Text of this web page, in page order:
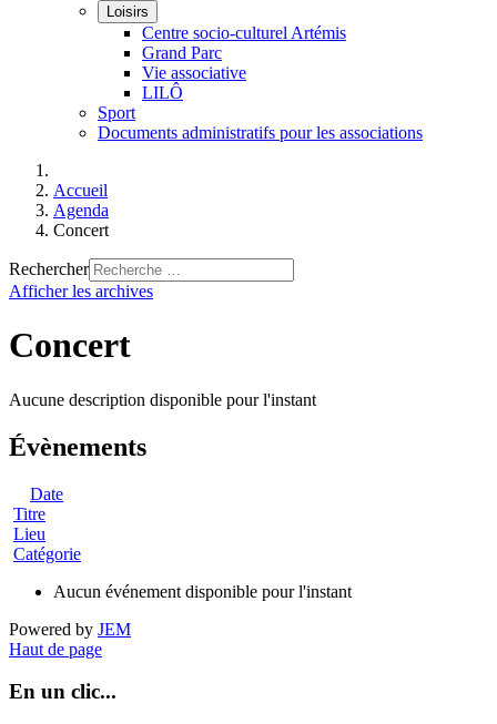
Loisirs
Centre socio-culturel Artémis
Grand Parc
Vie associative
LILÔ
Sport
Documents administratifs pour les associations
Accueil
Agenda
Concert
Rechercher
Afficher les archives
Concert
Aucune description disponible pour l'instant
Évènements
Date
Titre
Lieu
Catégorie
Aucun événement disponible pour l'instant
Powered by JEM
Haut de page
En un clic...